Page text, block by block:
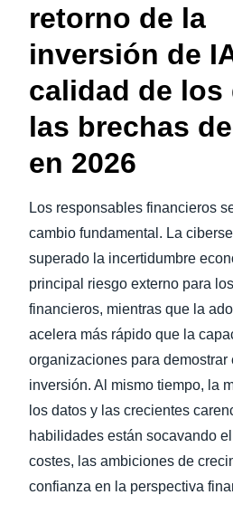
retorno de la
inversión de
calidad de los
las brechas
en 2026
Los responsables financieros
cambio fundamental. La
superado la incertidumbre
principal riesgo externo para
financieros, mientras que la
acelera más rápido que la
organizaciones para demostrar
inversión. Al mismo tiempo, la
los datos y las crecientes
habilidades están socavando
costes, las ambiciones de
confianza en la perspectiva